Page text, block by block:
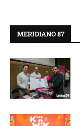
MERIDIANO 87